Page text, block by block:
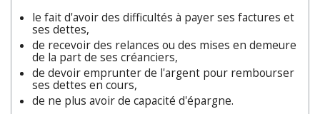
le fait d'avoir des difficultés à payer ses factures et
ses dettes,
de recevoir des relances ou des mises en demeure
de la part de ses créanciers,
de devoir emprunter de l'argent pour rembourser
ses dettes en cours,
de ne plus avoir de capacité d'épargne.